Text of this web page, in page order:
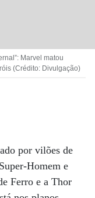
Marvel matou
(Crédito: Divulgação)
por vilões de
Homem e
Ferro e a Thor